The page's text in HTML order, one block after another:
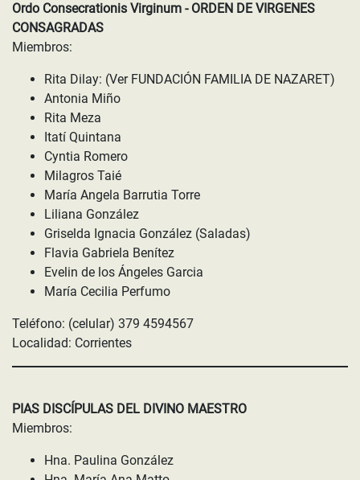
Ordo Consecrationis Virginum - ORDEN DE VIRGENES
CONSAGRADAS
Miembros:
Rita Dilay: (Ver FUNDACIÓN FAMILIA DE NAZARET)
Antonia Miño
Rita Meza
Itatí Quintana
Cyntia Romero
Milagros Taié
María Angela Barrutia Torre
Liliana González
Griselda Ignacia González (Saladas)
Flavia Gabriela Benítez
Evelin de los Ángeles Garcia
María Cecilia Perfumo
Teléfono: (celular) 379 4594567
Localidad: Corrientes
PIAS DISCÍPULAS DEL DIVINO MAESTRO
Miembros:
Hna. Paulina González